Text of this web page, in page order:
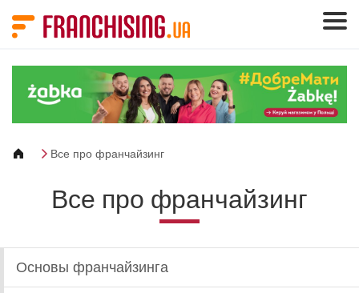
Все про франчайзинг
Все про франчайзинг
Основы франчайзинга